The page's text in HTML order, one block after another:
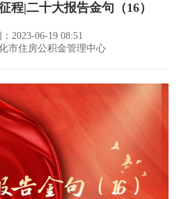
程|二十大报告金句（16）
2023-06-19 08:51
市住房公积金管理中心